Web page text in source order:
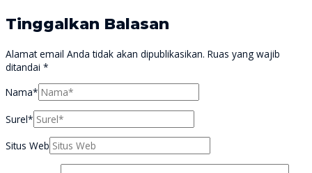
Tinggalkan Balasan
Alamat email Anda tidak akan dipublikasikan. Ruas yang wajib
ditandai *
Nama*
Surel*
Situs Web